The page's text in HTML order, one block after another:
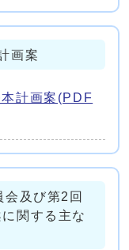
画案
計画案(PDF
及び第2回
関する主な